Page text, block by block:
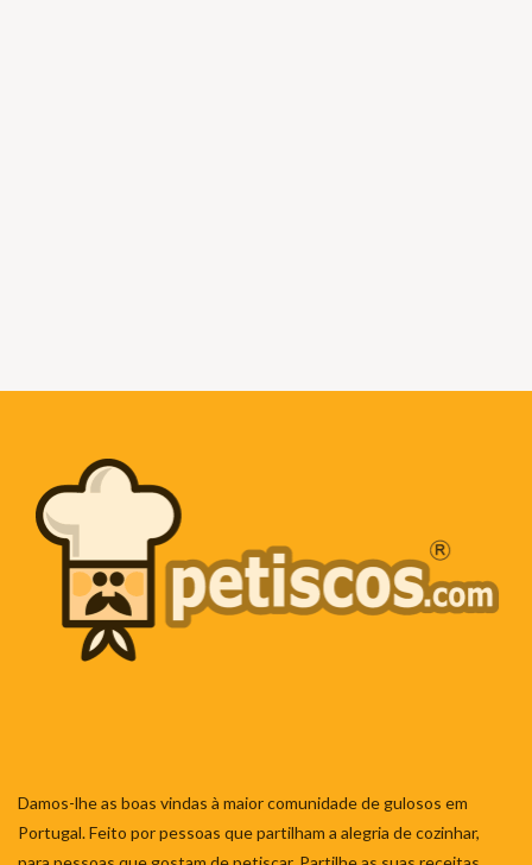
Damos-lhe as boas vindas à maior comunidade de gulosos em
Portugal. Feito por pessoas que partilham a alegria de cozinhar,